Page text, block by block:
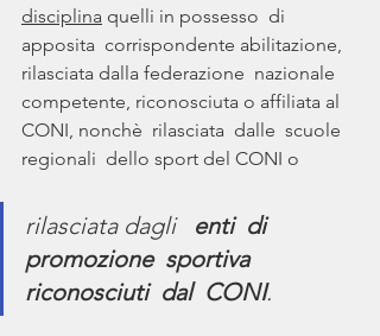
disciplina quelli in possesso  di
apposita  corrispondente abilitazione,
rilasciata dalla federazione  nazionale
competente, riconosciuta o affiliata al
CONI, nonchè  rilasciata  dalle  scuole
regionali  dello sport del CONI o
rilasciata dagli enti  di
promozione  sportiva
riconosciuti  dal  CONI.